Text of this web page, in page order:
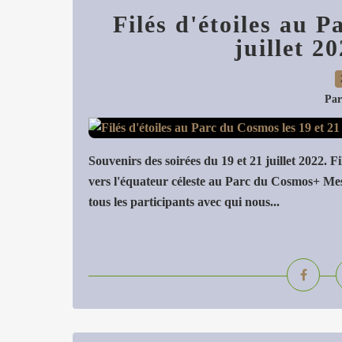
Filés d'étoiles au
juillet
Souvenirs des soirées du 19 et 21 juillet 2022.
vers l'équateur céleste au Parc du Cosmos+
tous les participants avec qui nous...